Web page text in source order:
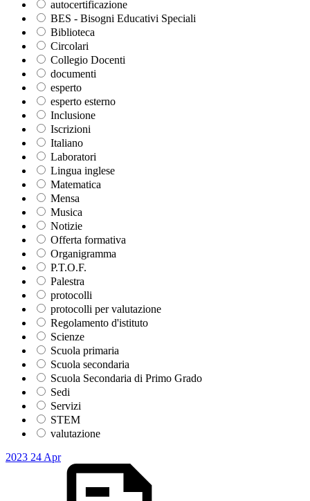
autocertificazione
BES - Bisogni Educativi Speciali
Biblioteca
Circolari
Collegio Docenti
documenti
esperto
esperto esterno
Inclusione
Iscrizioni
Italiano
Laboratori
Lingua inglese
Matematica
Mensa
Musica
Notizie
Offerta formativa
Organigramma
P.T.O.F.
Palestra
protocolli
protocolli per valutazione
Regolamento d'istituto
Scienze
Scuola primaria
Scuola secondaria
Scuola Secondaria di Primo Grado
Sedi
Servizi
STEM
valutazione
2023 24 Apr